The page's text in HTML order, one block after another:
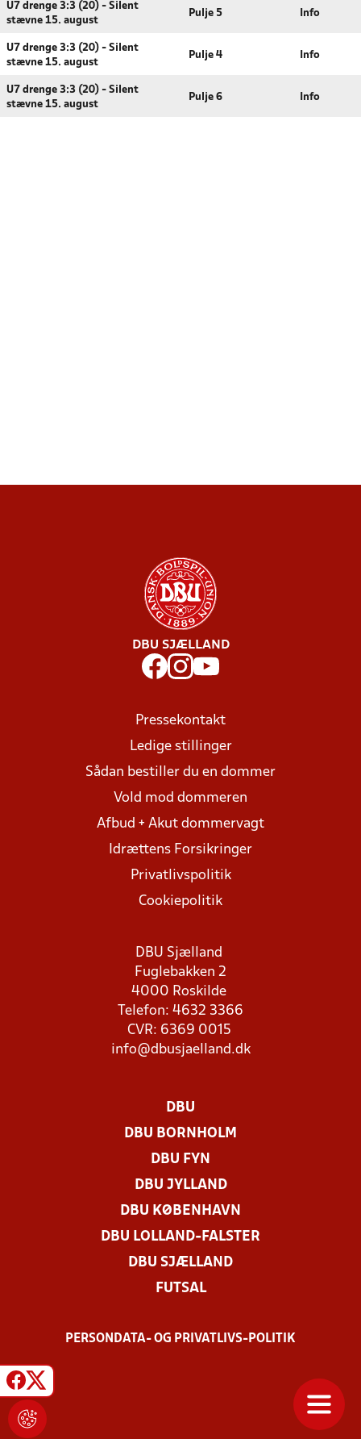
U7 drenge 3:3 (20) - Silent
stævne 15. august
Pulje 5 Info
U7 drenge 3:3 (20) - Silent
stævne 15. august
Pulje 4 Info
U7 drenge 3:3 (20) - Silent
stævne 15. august
Pulje 6 Info
DBU SJÆLLAND
Pressekontakt
Ledige stillinger
Sådan bestiller du en dommer
Vold mod dommeren
Afbud + Akut dommervagt
Idrættens Forsikringer
Privatlivspolitik
Cookiepolitik
DBU Sjælland
Fuglebakken 2
4000 Roskilde
Telefon: 4632 3366
CVR: 6369 0015
info@dbusjaelland.dk
DBU
DBU BORNHOLM
DBU FYN
DBU JYLLAND
DBU KØBENHAVN
DBU LOLLAND-FALSTER
DBU SJÆLLAND
FUTSAL
PERSONDATA- OG PRIVATLIVS-POLITIK